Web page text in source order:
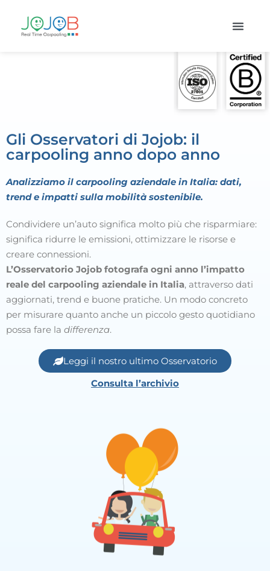
Gli Osservatori di Jojob: il
carpooling anno dopo anno
Analizziamo il carpooling aziendale in Italia: dati,
trend e impatti sulla mobilità sostenibile.
Condividere un’auto significa molto più che risparmiare:
significa ridurre le emissioni, ottimizzare le risorse e
creare connessioni.
L’Osservatorio Jojob fotografa ogni anno l’impatto
reale del carpooling aziendale in Italia, attraverso dati
aggiornati, trend e buone pratiche. Un modo concreto
per misurare quanto anche un piccolo gesto quotidiano
possa fare la differenza.
Leggi il nostro ultimo Osservatorio
Consulta l’archivio